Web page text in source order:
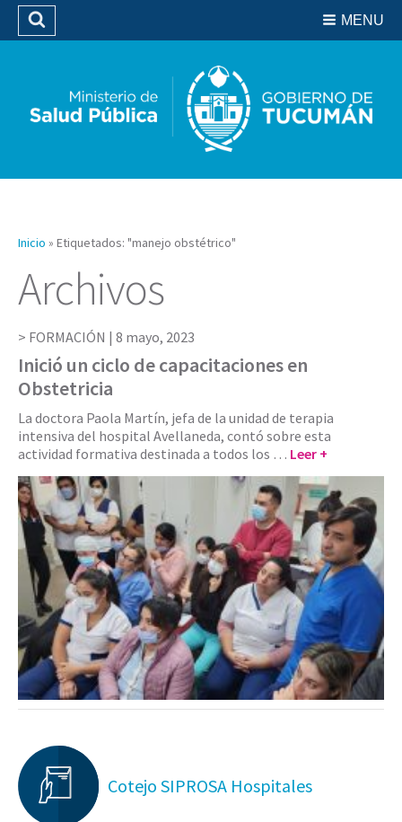
Biblioteca
MENU
Buscar
Inicio » Etiquetados: "manejo obstétrico"
Archivos
FORMACIÓN | 8 mayo, 2023
Inició un ciclo de capacitaciones en
Obstetricia
La doctora Paola Martín, jefa de la unidad de terapia
intensiva del hospital Avellaneda, contó sobre esta
actividad formativa destinada a todos los … Leer +
Cotejo SIPROSA Hospitales